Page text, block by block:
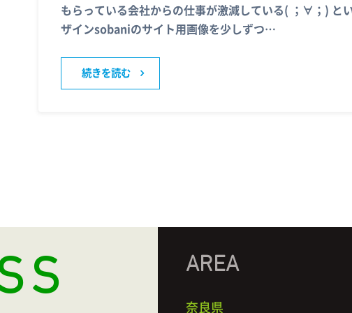
もらっている会社からの仕事が激減している( ；∀；) と
ザインsobaniのサイト用画像を少しずつ…
続きを読む
AREA
奈良県